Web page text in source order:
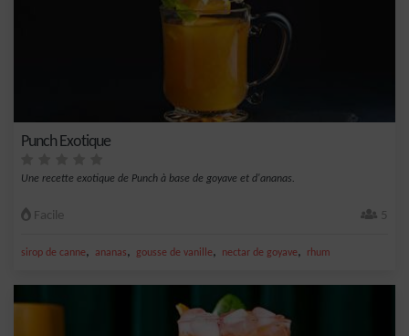
Punch Exotique
Une recette exotique de Punch à base de goyave et d'ananas.
Facile 5
sirop de canne, ananas, gousse de vanille, nectar de goyave, rhum